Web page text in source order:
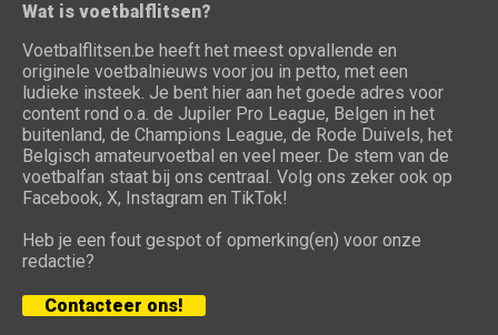
Wat is voetbalflitsen?
Voetbalflitsen.be heeft het meest opvallende en
originele voetbalnieuws voor jou in petto, met een
ludieke insteek. Je bent hier aan het goede adres voor
content rond o.a. de Jupiler Pro League, Belgen in het
buitenland, de Champions League, de Rode Duivels, het
Belgisch amateurvoetbal en veel meer. De stem van de
voetbalfan staat bij ons centraal. Volg ons zeker ook op
Facebook, X, Instagram en TikTok!
Heb je een fout gespot of opmerking(en) voor onze
redactie?
Contacteer ons!